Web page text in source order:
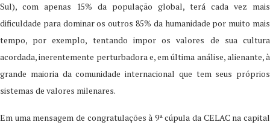
Sul), com apenas 15% da população global, terá cada vez mais
dificuldade para dominar os outros 85% da humanidade por muito mais
tempo, por exemplo, tentando impor os valores de sua cultura
acordada, inerentemente perturbadora e, em última análise, alienante, à
grande maioria da comunidade internacional que tem seus próprios
sistemas de valores milenares.
Em uma mensagem de congratulações à 9ª cúpula da CELAC na capital